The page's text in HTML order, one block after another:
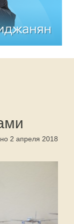
2 апреля 2018